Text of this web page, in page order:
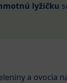
lyžičku
a ovocia